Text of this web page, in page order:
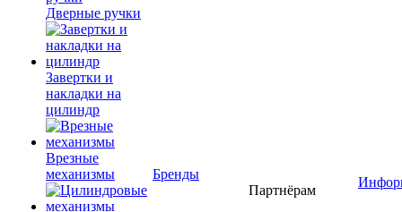
Дверные ручки
Завертки и
накладки на
цилиндр
Врезные
механизмы
Бренды
Партнёрам